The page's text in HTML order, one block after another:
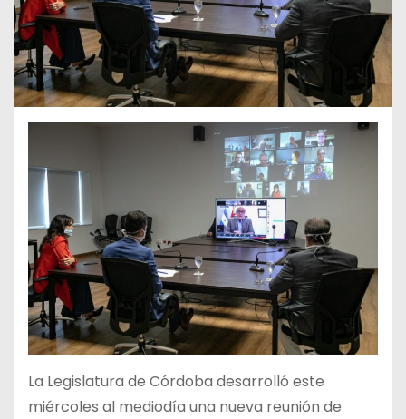
La Legislatura de Córdoba desarrolló este
miércoles al mediodía una nueva reunión de